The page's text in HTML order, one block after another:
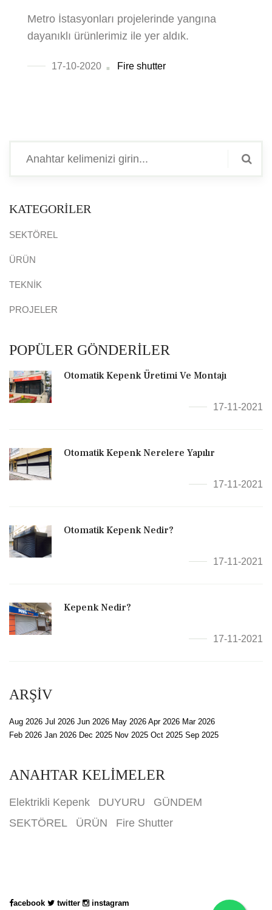
Metro İstasyonları projelerinde yangına
dayanıklı ürünlerimiz ile yer aldık.
17-10-2020 Fire shutter
KATEGORİLER
SEKTÖREL
ÜRÜN
TEKNİK
PROJELER
POPÜLER GÖNDERİLER
Otomatik Kepenk Üretimi Ve Montajı
17-11-2021
Otomatik Kepenk Nerelere Yapılır
17-11-2021
Otomatik Kepenk Nedir?
17-11-2021
Kepenk Nedir?
17-11-2021
ARŞİV
Aug 2026 Jul 2026 Jun 2026 May 2026 Apr 2026 Mar 2026
Feb 2026 Jan 2026 Dec 2025 Nov 2025 Oct 2025 Sep 2025
ANAHTAR KELİMELER
Elektrikli Kepenk DUYURU
GÜNDEM
SEKTÖREL
ÜRÜN Fire Shutter
acebook twitter instagram